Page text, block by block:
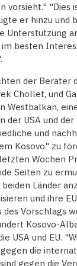
vorsieht." "Dies
er hinzu und
Unterstützung
im besten
der Berater
Chollet, und
Westbalkan,
der USA und der
und
Kosovo" zu
Wochen
Seiten zu
Länder
und ihre
des Vorschlags
Kosovo-
USA und EU.
die
gegen die